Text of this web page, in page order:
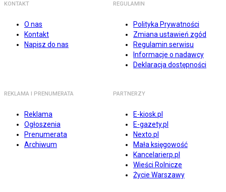
KONTAKT
O nas
Kontakt
Napisz do nas
REGULAMIN
Polityka Prywatności
Zmiana ustawień zgód
Regulamin serwisu
Informacje o nadawcy
Deklaracja dostępności
REKLAMA I PRENUMERATA
Reklama
Ogłoszenia
Prenumerata
Archiwum
PARTNERZY
E-kiosk.pl
E-gazety.pl
Nexto.pl
Mała księgowość
Kancelarierp.pl
Wieści Rolnicze
Życie Warszawy